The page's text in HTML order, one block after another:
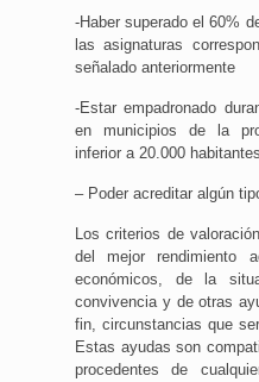
-Haber superado el 60%
las asignaturas
señalado anteriormente
-Estar empadronado
en municipios de la
inferior a 20.000 habitantes
– Poder acreditar algún
Los criterios de
del mejor rendimiento
económicos, de la
convivencia y de otras
fin, circunstancias que
Estas ayudas son
procedentes de